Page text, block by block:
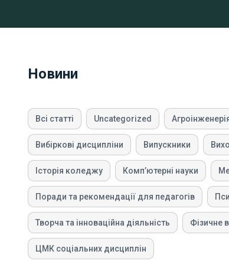
Новини
Всі статті Uncategorized
Вибіркові дисципліни Випускники
Історія коледжу Компʼютерні науки
Поради та рекомендації для педагогів
Творча та інноваційна діяльність Фізичне
ЦМК соціальних дисциплін